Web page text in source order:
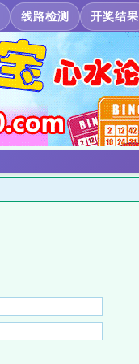
线路检测 开奖结果